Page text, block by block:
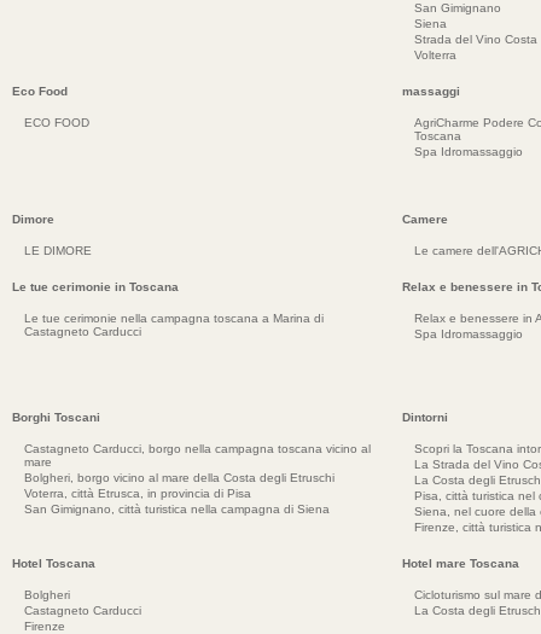
San Gimignano
Siena
Strada del Vino Costa
Volterra
Eco Food
ECO FOOD
massaggi
AgriCharme Podere
Toscana
Spa Idromassaggio
Dimore
LE DIMORE
Camere
Le camere
Le tue cerimonie in Toscana
Le tue cerimonie nella campagna toscana a Marina di
Castagneto Carducci
Relax e benessere in
Relax e benessere in
Spa Idromassaggio
Borghi Toscani
Castagneto Carducci, borgo nella campagna toscana vicino al
mare
Bolgheri, borgo vicino al mare della Costa degli Etruschi
Voterra, città Etrusca, in provincia di Pisa
San Gimignano, città turistica nella campagna di Siena
Dintorni
Scopri la Toscana
La Strada del Vino
La Costa degli
Pisa, città turistica nel
Siena, nel cuore della
Firenze, città turistica
Hotel Toscana
Bolgheri
Castagneto Carducci
Firenze
Hotel mare Toscana
Cicloturismo sul mare
La Costa degli